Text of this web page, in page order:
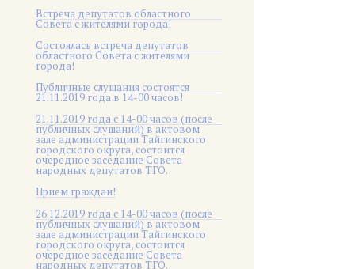
Встреча депутатов областного
Совета с жителями города!
Состоялась встреча депутатов
областного Совета с жителями
города!
Публичные слушания состоятся
21.11.2019 года в 14-00 часов!
21.11.2019 года с 14-00 часов (после
публичных слушаний) в актовом
зале администрации Тайгинского
городского округа, состоится
очередное заседание Совета
народных депутатов ТГО.
Прием граждан!
26.12.2019 года с 14-00 часов (после
публичных слушаний) в актовом
зале администрации Тайгинского
городского округа, состоится
очередное заседание Совета
народных депутатов ТГО.